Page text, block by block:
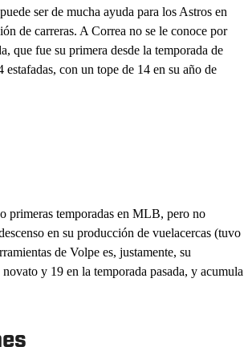
ser de mucha ayuda para los Astros en
de carreras. A Correa no se le conoce por
que fue su primera desde la temporada de
con un tope de 14 en su año de
primeras temporadas en MLB, pero no
en su producción de vuelacercas (tuvo
de Volpe es, justamente, su
y 19 en la temporada pasada, y acumula